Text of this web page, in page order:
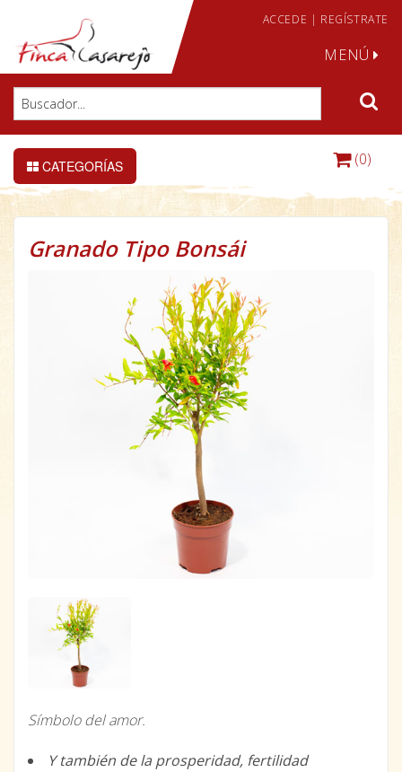
ACCEDE | REGÍSTRATE
MENÚ
CATEGORÍAS (0)
Granado Tipo Bonsái
Símbolo del amor.
Y también de la prosperidad, fertilidad